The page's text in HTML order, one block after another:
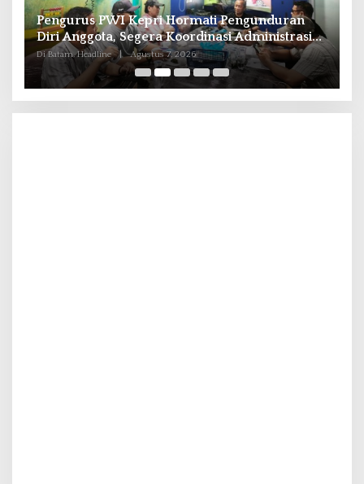
Pengurus PWI Kepri Hormati Pengunduran
Diri Anggota, Segera Koordinasi Administrasi
ke Pusat
Di Batam, Headline | Agustus 7, 2026